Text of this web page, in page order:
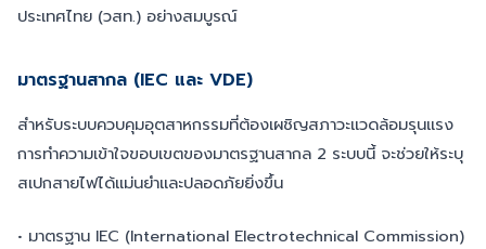
ประเทศไทย (วสท.) อย่างสมบูรณ์
มาตรฐานสากล (IEC และ VDE)
สำหรับระบบควบคุมอุตสาหกรรมที่ต้องเผชิญสภาวะแวดล้อมรุนแรง
การทำความเข้าใจขอบเขตของมาตรฐานสากล 2 ระบบนี้ จะช่วยให้ระบุ
สเปกสายไฟได้แม่นยำและปลอดภัยยิ่งขึ้น
• มาตรฐาน IEC (International Electrotechnical Commission)